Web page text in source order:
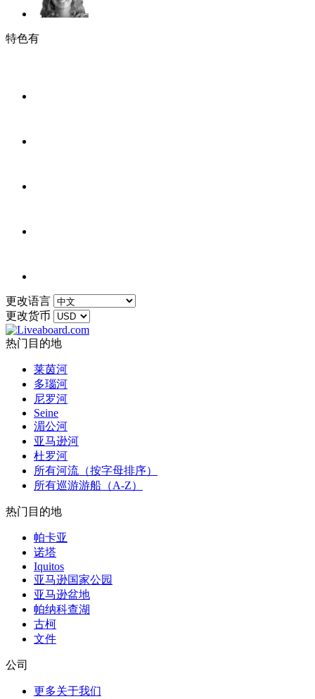
特色有
更改语言
更改货币
热门目的地
莱茵河
多瑙河
尼罗河
Seine
湄公河
亚马逊河
杜罗河
所有河流（按字母排序）
所有巡游游船（A-Z）
热门目的地
帕卡亚
诺塔
Iquitos
亚马逊国家公园
亚马逊盆地
帕纳科查湖
古柯
文件
公司
更多关于我们